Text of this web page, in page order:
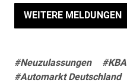
WEITERE MELDUNGEN
#Neuzulassungen
#KBA
#Automarkt Deutschland